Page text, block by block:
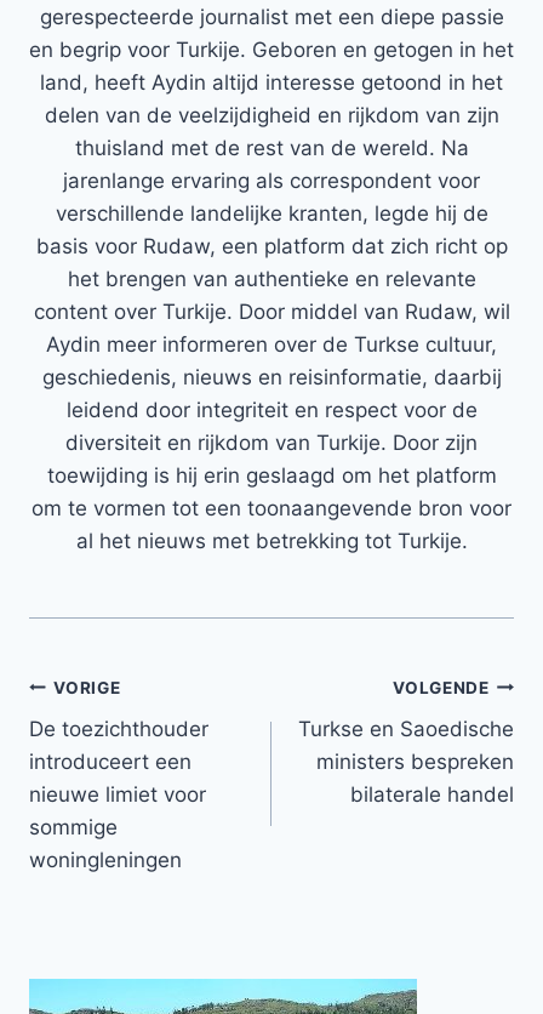
gerespecteerde journalist met een diepe passie
en begrip voor Turkije. Geboren en getogen in het
land, heeft Aydin altijd interesse getoond in het
delen van de veelzijdigheid en rijkdom van zijn
thuisland met de rest van de wereld. Na
jarenlange ervaring als correspondent voor
verschillende landelijke kranten, legde hij de
basis voor Rudaw, een platform dat zich richt op
het brengen van authentieke en relevante
content over Turkije. Door middel van Rudaw, wil
Aydin meer informeren over de Turkse cultuur,
geschiedenis, nieuws en reisinformatie, daarbij
leidend door integriteit en respect voor de
diversiteit en rijkdom van Turkije. Door zijn
toewijding is hij erin geslaagd om het platform
om te vormen tot een toonaangevende bron voor
al het nieuws met betrekking tot Turkije.
Bericht
navigatie
VORIGE
De toezichthouder
introduceert een
nieuwe limiet voor
sommige
woningleningen
VOLGENDE
Turkse en Saoedische
ministers bespreken
bilaterale handel